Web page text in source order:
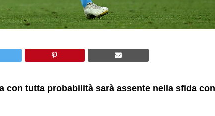
con tutta probabilità sarà assente nella sfida